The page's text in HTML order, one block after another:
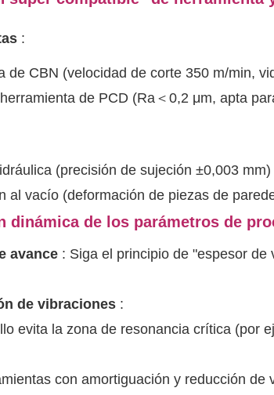
:
de CBN (velocidad de corte 350 m/min,
de PCD (Ra＜0,2 μm, apta
(precisión de sujeción ±0,003 mm)
al vacío (deformación de piezas de
dinámica de los parámetros de
avance : Siga el principio de "espesor
de vibraciones :
evita la zona de resonancia crítica (por
con amortiguación y reducción